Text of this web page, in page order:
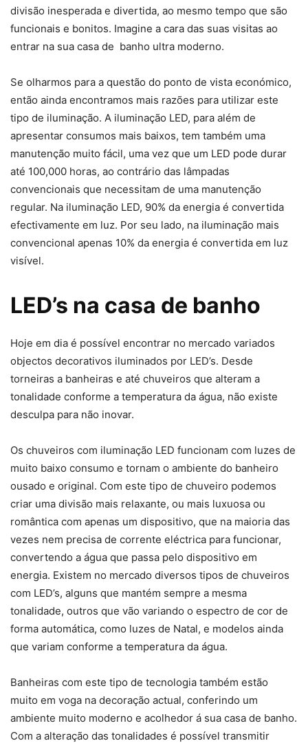
divisão inesperada e divertida, ao mesmo tempo que são
funcionais e bonitos. Imagine a cara das suas visitas ao
entrar na sua casa de banho ultra moderno.
Se olharmos para a questão do ponto de vista económico,
então ainda encontramos mais razões para utilizar este
tipo de iluminação. A iluminação LED, para além de
apresentar consumos mais baixos, tem também uma
manutenção muito fácil, uma vez que um LED pode durar
até 100,000 horas, ao contrário das lâmpadas
convencionais que necessitam de uma manutenção
regular. Na iluminação LED, 90% da energia é convertida
efectivamente em luz. Por seu lado, na iluminação mais
convencional apenas 10% da energia é convertida em luz
visível.
LED’s na casa de banho
Hoje em dia é possível encontrar no mercado variados
objectos decorativos iluminados por LED’s. Desde
torneiras a banheiras e até chuveiros que alteram a
tonalidade conforme a temperatura da água, não existe
desculpa para não inovar.
Os chuveiros com iluminação LED funcionam com luzes de
muito baixo consumo e tornam o ambiente do banheiro
ousado e original. Com este tipo de chuveiro podemos
criar uma divisão mais relaxante, ou mais luxuosa ou
romântica com apenas um dispositivo, que na maioria das
vezes nem precisa de corrente eléctrica para funcionar,
convertendo a água que passa pelo dispositivo em
energia. Existem no mercado diversos tipos de chuveiros
com LED’s, alguns que mantém sempre a mesma
tonalidade, outros que vão variando o espectro de cor de
forma automática, como luzes de Natal, e modelos ainda
que variam conforme a temperatura da água.
Banheiras com este tipo de tecnologia também estão
muito em voga na decoração actual, conferindo um
ambiente muito moderno e acolhedor á sua casa de banho.
Com a alteração das tonalidades é possível transmitir